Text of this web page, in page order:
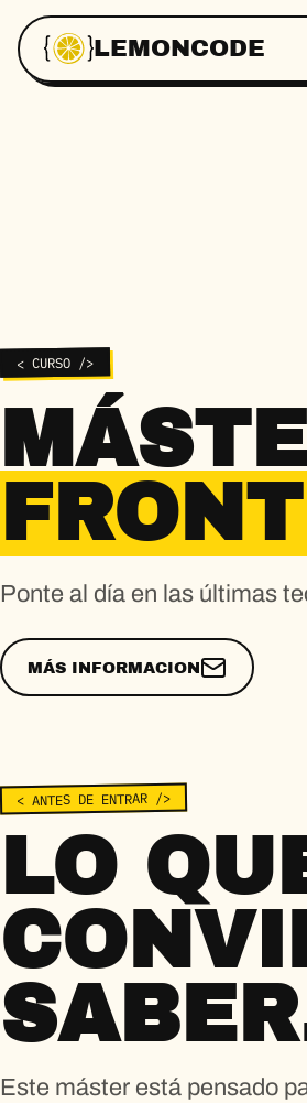
LEMONCODE
< CURSO />
Ponte al día en las últimas
MÁS INFORMACION
< ANTES DE ENTRAR />
LO
Este máster está pensado